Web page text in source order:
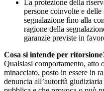
La protezione della
persone coinvolte e delle
segnalazione fino alla
ragione della
garanzie previste in
Cosa si intende per
Qualsiasi comportamento, atto
minacciato, posto in essere in
denuncia all’autorità